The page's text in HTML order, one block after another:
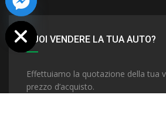
VUOI VENDERE LA TUA AUTO?
Effettuiamo la quotazione della tua
prezzo d’acquisto.